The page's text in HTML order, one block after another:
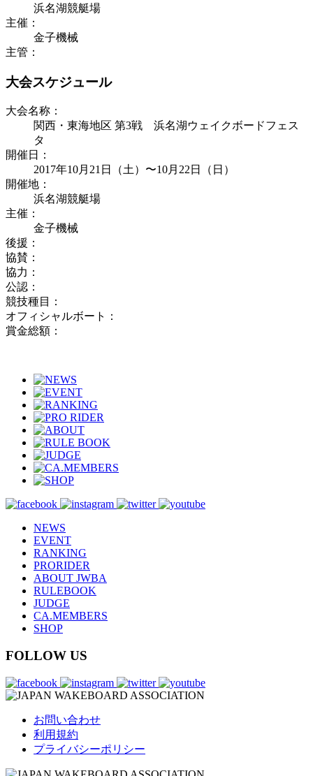
浜名湖競艇場
主催：
金子機械
主管：
大会スケジュール
大会名称：
関西・東海地区 第3戦 浜名湖ウェイクボードフェス
タ
開催日：
2017年10月21日（土）〜10月22日（日）
開催地：
浜名湖競艇場
主催：
金子機械
後援：
協賛：
協力：
公認：
競技種目：
オフィシャルボート：
賞金総額：
NEWS
EVENT
RANKING
PRORIDER
ABOUT JWBA
RULEBOOK
JUDGE
CA.MEMBERS
SHOP
FOLLOW US
お問い合わせ
利用規約
プライバシーポリシー